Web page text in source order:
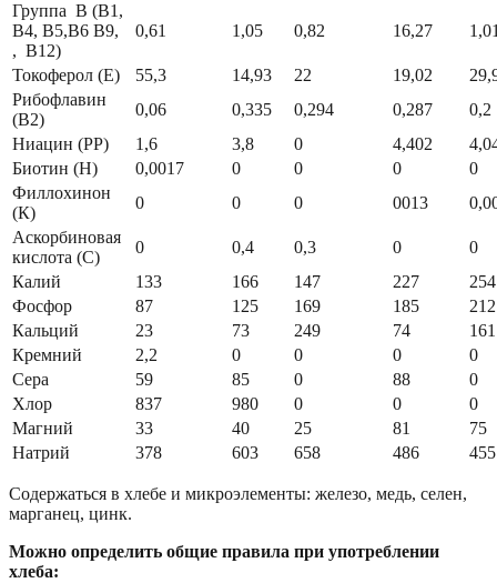
Группа В (В1,
В4, В5,В6 В9,
, В12)
0,61 1,05 0,82 16,27
Токоферол (E) 55,3 14,93 22 19,02
Рибофлавин
(B2)
0,06 0,335 0,294 0,287
0,2
Ниацин (PP)
1,6 3,8 0 4,402
Биотин (H)
0,0017 0 0 0
0
Филлохинон
(К)
0 0 0 0013
Аскорбиновая
кислота (C)
0 0,4 0,3 0
0
Калий
133 166 147 227
254
Фосфор
87 125 169 185
212
Кальций
23 73 249 74
161
Кремний
2,2 0 0 0
0
Сера
59 85 0 88
0
Хлор
837 980 0 0
0
Магний
33 40 25 81
75
Натрий
378 603 658 486 455
Содержаться в хлебе и микроэлементы: железо, медь, селен,
марганец, цинк.
Можно определить общие правила при употреблении
хлеба: